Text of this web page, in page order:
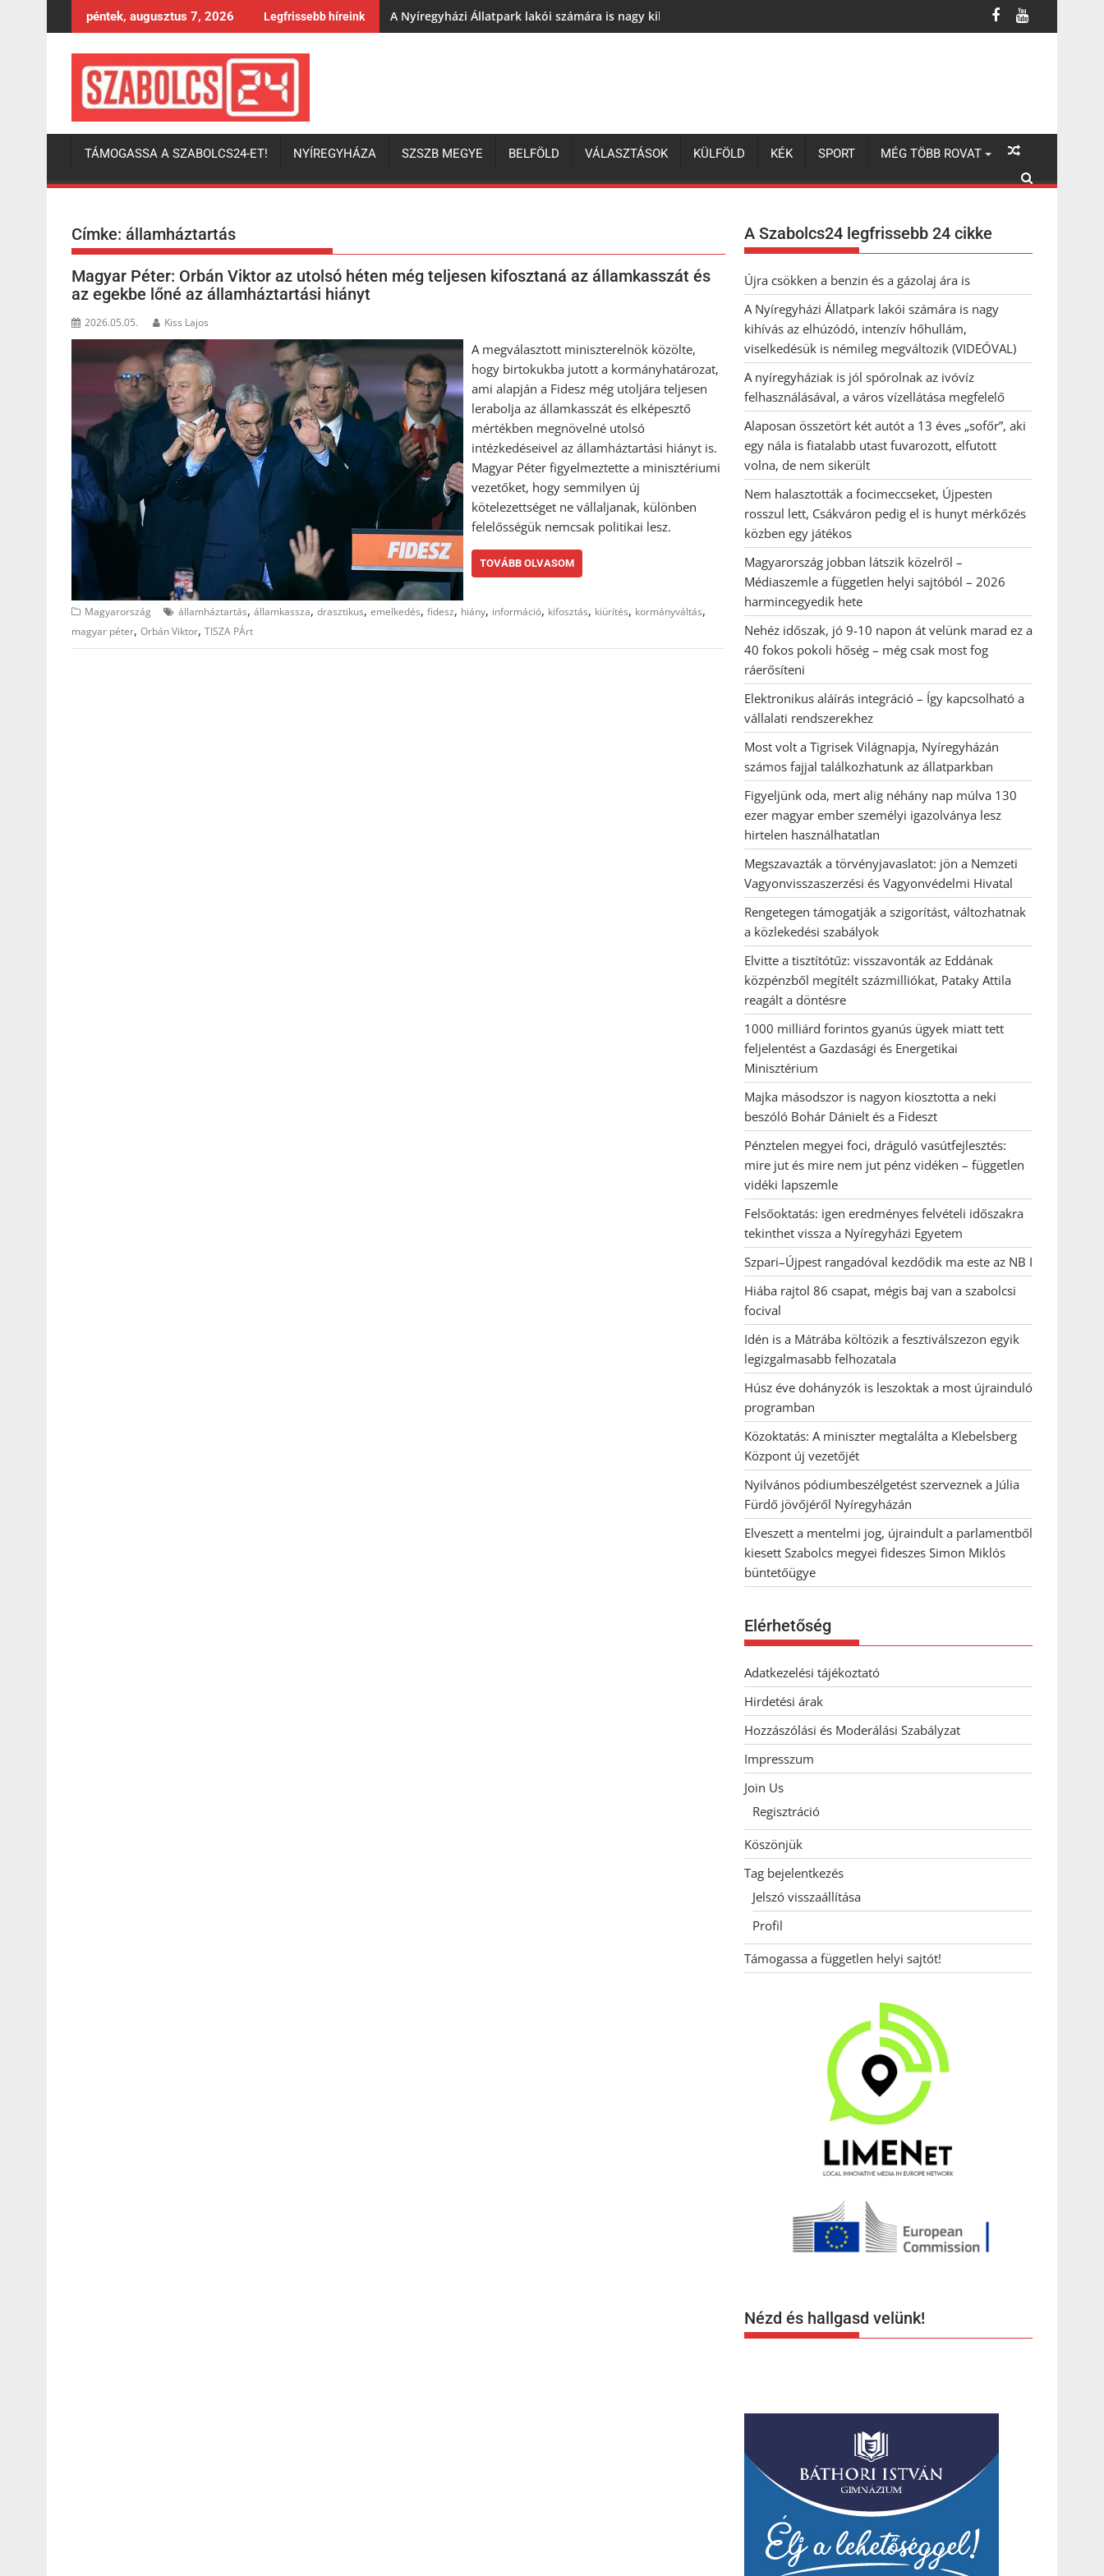
to
péntek, augusztus 7, 2026 Legfrissebb híreink A Nyíregyházi Állatpark lakói számára is nagy kihívás az elhúzódó, intenzív hőhullám, viselkedésük is némileg megváltozik
TÁMOGASSA A SZABOLCS24-ET! NYÍREGYHÁZA SZSZB MEGYE BELFÖLD VÁLASZTÁSOK KÜLFÖLD KÉK SPORT MÉG TÖBB ROVAT
Címke: államháztartás
Magyar Péter: Orbán Viktor az utolsó héten még teljesen kifosztaná az államkasszát és
az egekbe lőné az államháztartási hiányt
2026.05.05. Kiss Lajos
A megválasztott miniszterelnök közölte,
hogy birtokukba jutott a kormányhatározat,
ami alapján a Fidesz még utoljára teljesen
lerabolja az államkasszát és elképesztő
mértékben megnövelné utolsó
intézkedéseivel az államháztartási hiányt is.
Magyar Péter figyelmeztette a minisztériumi
vezetőket, hogy semmilyen új
kötelezettséget ne vállaljanak, különben
felelősségük nemcsak politikai lesz.
TOVÁBB OLVASOM
Magyarország államháztartás, államkassza, drasztikus, emelkedés, fidesz, hiány, információ, kifosztás, kiürítés, kormányváltás,
magyar péter, Orbán Viktor, TISZA PÁrt
A Szabolcs24 legfrissebb 24 cikke
Újra csökken a benzin és a gázolaj ára is
A Nyíregyházi Állatpark lakói számára is nagy
kihívás az elhúzódó, intenzív hőhullám,
viselkedésük is némileg megváltozik (VIDEÓVAL)
A nyíregyháziak is jól spórolnak az ivóvíz
felhasználásával, a város vízellátása megfelelő
Alaposan összetört két autót a 13 éves „sofőr”, aki
egy nála is fiatalabb utast fuvarozott, elfutott
volna, de nem sikerült
Nem halasztották a focimeccseket, Újpesten
rosszul lett, Csákváron pedig el is hunyt mérkőzés
közben egy játékos
Magyarország jobban látszik közelről –
Médiaszemle a független helyi sajtóból – 2026
harmincegyedik hete
Nehéz időszak, jó 9-10 napon át velünk marad ez a
40 fokos pokoli hőség – még csak most fog
ráerősíteni
Elektronikus aláírás integráció – Így kapcsolható a
vállalati rendszerekhez
Most volt a Tigrisek Világnapja, Nyíregyházán
számos fajjal találkozhatunk az állatparkban
Figyeljünk oda, mert alig néhány nap múlva 130
ezer magyar ember személyi igazolványa lesz
hirtelen használhatatlan
Megszavazták a törvényjavaslatot: jön a Nemzeti
Vagyonvisszaszerzési és Vagyonvédelmi Hivatal
Rengetegen támogatják a szigorítást, változhatnak
a közlekedési szabályok
Elvitte a tisztítótűz: visszavonták az Eddának
közpénzből megítélt százmilliókat, Pataky Attila
reagált a döntésre
1000 milliárd forintos gyanús ügyek miatt tett
feljelentést a Gazdasági és Energetikai
Minisztérium
Majka másodszor is nagyon kiosztotta a neki
beszóló Bohár Dánielt és a Fideszt
Pénztelen megyei foci, dráguló vasútfejlesztés:
mire jut és mire nem jut pénz vidéken – független
vidéki lapszemle
Felsőoktatás: igen eredményes felvételi időszakra
tekinthet vissza a Nyíregyházi Egyetem
Szpari–Újpest rangadóval kezdődik ma este az NB I
Hiába rajtol 86 csapat, mégis baj van a szabolcsi
focival
Idén is a Mátrába költözik a fesztiválszezon egyik
legizgalmasabb felhozatala
Húsz éve dohányzók is leszoktak a most újrainduló
programban
Közoktatás: A miniszter megtalálta a Klebelsberg
Központ új vezetőjét
Nyilvános pódiumbeszélgetést szerveznek a Júlia
Fürdő jövőjéről Nyíregyházán
Elveszett a mentelmi jog, újraindult a parlamentből
kiesett Szabolcs megyei fideszes Simon Miklós
büntetőügye
Elérhetőség
Adatkezelési tájékoztató
Hirdetési árak
Hozzászólási és Moderálási Szabályzat
Impresszum
Join Us
Regisztráció
Köszönjük
Tag bejelentkezés
Jelszó visszaállítása
Profil
Támogassa a független helyi sajtót!
Nézd és hallgasd velünk!